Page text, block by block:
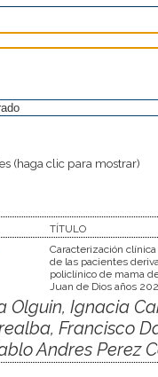
(haga clic para mostrar)
TÍTULO
Caracterización
de las pacientes
policlínico de mama
Juan de Dios años
Olguin, Ignacia
Francisco
Andres Perez